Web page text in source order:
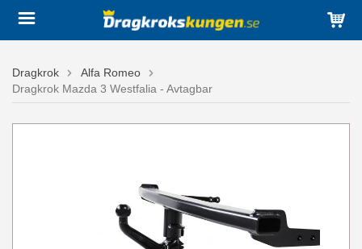
Dragkrok
Alfa Romeo
Dragkrok Mazda 3 Westfalia - Avtagbar